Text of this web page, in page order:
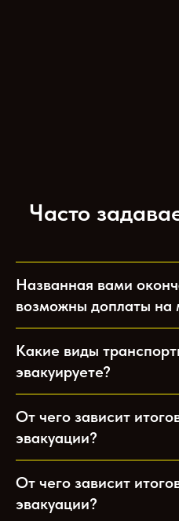
Часто
Названная вами
возможны доплаты на
Какие виды
эвакуируете?
От чего зависит
эвакуации?
От чего зависит
эвакуации?